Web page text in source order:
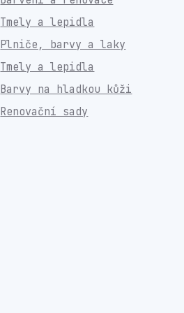
Tmely a lepidla
Plniče, barvy a laky
Tmely a lepidla
Barvy na hladkou kůži
Renovační sady